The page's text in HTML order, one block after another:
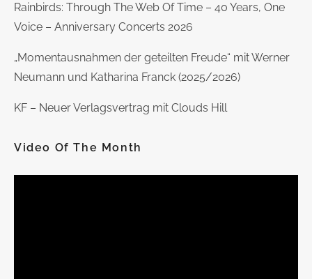
Rainbirds: Through The Web Of Time – 40 Years, One
Voice – Anniversary Concerts 2026
„Momentausnahmen der geteilten Freude“ mit Werner
Neumann und Katharina Franck (2025/2026)
KF – Neuer Verlagsvertrag mit Clouds Hill
Video Of The Month